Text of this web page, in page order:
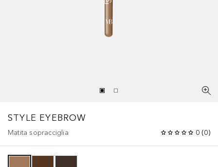
STYLE EYEBROW
Matita sopracciglia 0 (0)